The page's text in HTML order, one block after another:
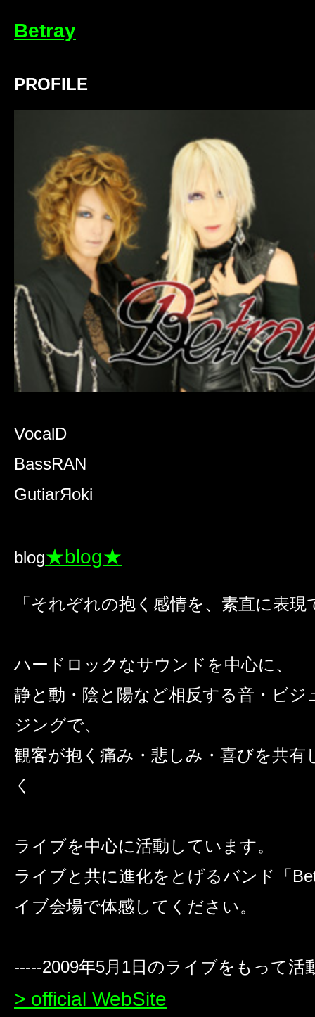
Betray
PROFILE
VocalD
BassRAN
GutiarЯoki
blog★blog★
「それぞれの抱く感情を、素直に表現
ハードロックなサウンドを中心に、
静と動・陰と陽など相反する音・ビジ
ジングで、
観客が抱く痛み・悲しみ・喜びを共有
く
ライブを中心に活動しています。
ライブと共に進化をとげるバンド「
イブ会場で体感してください。
-----2009年5月1日のライブをもって活
> official WebSite